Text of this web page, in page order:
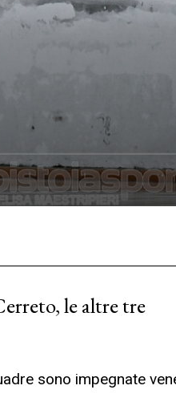
le altre tre
sono impegnate